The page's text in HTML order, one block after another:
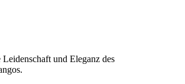
und Eleganz des